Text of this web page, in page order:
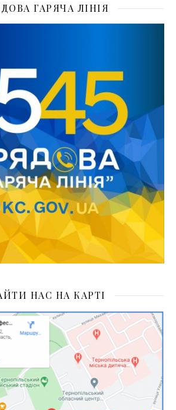
ГАРЯЧА ЛІНІЯ
НАС НА КАРТІ